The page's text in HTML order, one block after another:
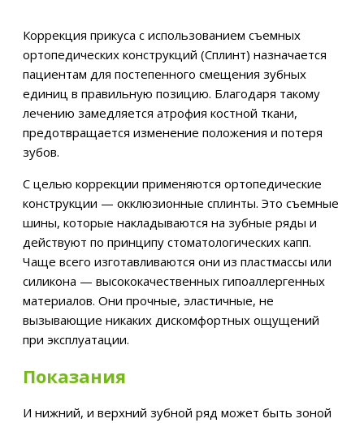
Коррекция прикуса с использованием съемных
ортопедических конструкций (Сплинт) назначается
пациентам для постепенного смещения зубных
единиц в правильную позицию. Благодаря такому
лечению замедляется атрофия костной ткани,
предотвращается изменение положения и потеря
зубов.
С целью коррекции применяются ортопедические
конструкции — окклюзионные сплинты. Это съемные
шины, которые накладываются на зубные ряды и
действуют по принципу стоматологических капп.
Чаще всего изготавливаются они из пластмассы или
силикона — высококачественных гипоаллергенных
материалов. Они прочные, эластичные, не
вызывающие никаких дискомфортных ощущений
при эксплуатации.
Показания
И нижний, и верхний зубной ряд может быть зоной